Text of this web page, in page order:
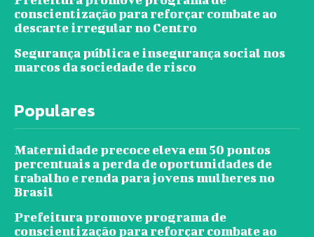
conscientização para reforçar combate ao
descarte irregular no Centro
Segurança pública e insegurança social nos
marcos da sociedade de risco
Populares
Maternidade precoce eleva em 50 pontos
percentuais a perda de oportunidades de
trabalho e renda para jovens mulheres no
Brasil
Prefeitura promove programa de
conscientização para reforçar combate ao